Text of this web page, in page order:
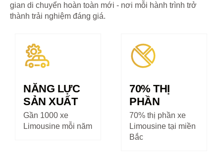
gian di chuyển hoàn toàn mới - nơi mỗi hành trình trở
thành trải nghiệm đáng giá.
NĂNG LỰC
SẢN XUẤT
Gần 1000 xe
Limousine mỗi năm
70% THỊ
PHẦN
70% thị phần xe
Limousine tại miền
Bắc